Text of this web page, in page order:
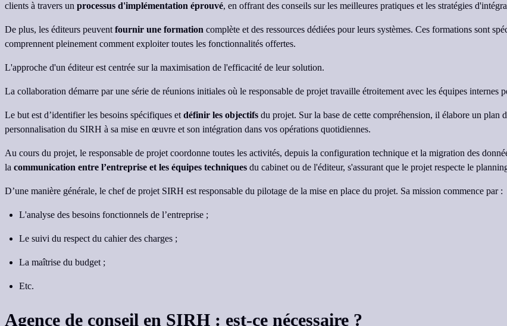
clients à travers un processus d'implémentation éprouvé, en offrant des conseils sur les meilleures pratiques et les stratégies
De plus, les éditeurs peuvent fournir une formation complète et des ressources dédiées pour leurs systèmes. Ces formations sont
comprennent pleinement comment exploiter toutes les fonctionnalités offertes.
L'approche d'un éditeur est centrée sur la maximisation de l'efficacité de leur solution.
La collaboration démarre par une série de réunions initiales où le responsable de projet travaille étroitement avec les équipes internes
Le but est d’identifier les besoins spécifiques et définir les objectifs du projet. Sur la base de cette compréhension, il élabore un plan
personnalisation du SIRH à sa mise en œuvre et son intégration dans vos opérations quotidiennes.
Au cours du projet, le responsable de projet coordonne toutes les activités, depuis la configuration technique et la migration des
la communication entre l’entreprise et les équipes techniques du cabinet ou de l'éditeur, s'assurant que le projet respecte le
D’une manière générale, le chef de projet SIRH est responsable du pilotage de la mise en place du projet. Sa mission commence par :
L'analyse des besoins fonctionnels de l’entreprise ;
Le suivi du respect du cahier des charges ;
La maîtrise du budget ;
Etc.
Agence de conseil en SIRH : est-ce nécessaire ?